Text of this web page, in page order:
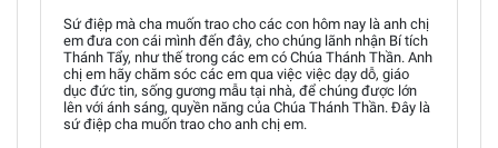
Sứ điệp mà cha muốn trao cho các con hôm nay là anh chị
em đưa con cái mình đến đây, cho chúng lãnh nhận Bí tích
Thánh Tẩy, như thế trong các em có Chúa Thánh Thần. Anh
chị em hãy chăm sóc các em qua việc việc dạy dỗ, giáo
dục đức tin, sống gương mẫu tại nhà, để chúng được lớn
lên với ánh sáng, quyền năng của Chúa Thánh Thần. Đây là
sứ điệp cha muốn trao cho anh chị em.